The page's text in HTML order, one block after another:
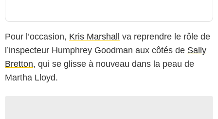
Pour l’occasion, Kris Marshall va reprendre le rôle de
l’inspecteur Humphrey Goodman aux côtés de Sally
Bretton, qui se glisse à nouveau dans la peau de
Martha Lloyd.